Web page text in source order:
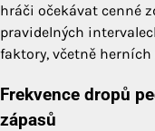
hráči očekávat cenné
pravidelných
faktory, včetně
Frekvence dropů
zápasů